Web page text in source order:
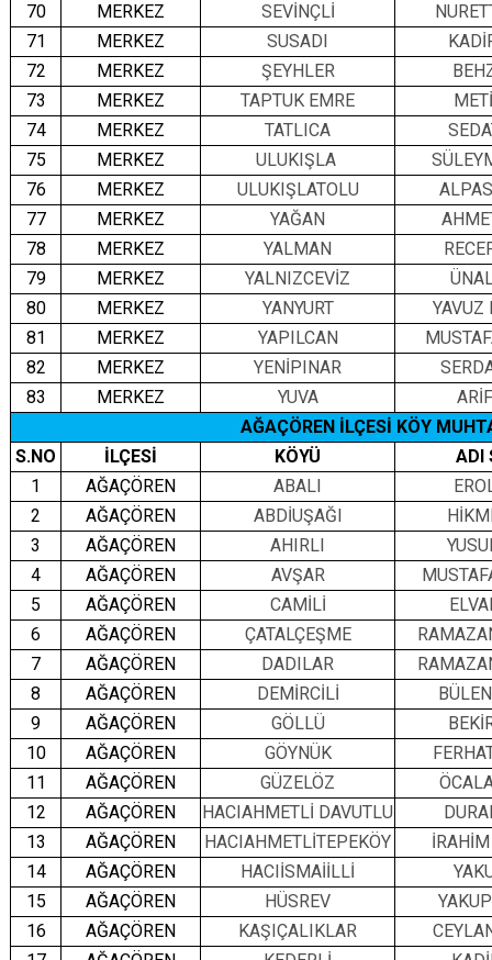
70
MERKEZ SEVİNÇLİ
71
MERKEZ SUSADI
72
MERKEZ ŞEYHLER
73
MERKEZ TAPTUK EMRE
74
MERKEZ TATLICA
75
MERKEZ ULUKIŞLA
76
MERKEZ ULUKIŞLATOLU
77
MERKEZ YAĞAN
78
MERKEZ YALMAN
79
MERKEZ YALNIZCEVİZ
80
MERKEZ YANYURT
YAVUZ
81
MERKEZ YAPILCAN
82
MERKEZ YENİPINAR
83
MERKEZ YUVA
AĞAÇÖREN İLÇESİ KÖY
S.NO
İLÇESİ KÖYÜ
ADI
1
AĞAÇÖREN ABALI
2
AĞAÇÖREN ABDİUŞAĞI
3
AĞAÇÖREN AHIRLI
4
AĞAÇÖREN AVŞAR
5
AĞAÇÖREN CAMİLİ
6
AĞAÇÖREN ÇATALÇEŞME
7
AĞAÇÖREN DADILAR
8
AĞAÇÖREN DEMİRCİLİ
9
AĞAÇÖREN GÖLLÜ
10
AĞAÇÖREN GÖYNÜK
11
AĞAÇÖREN GÜZELÖZ
12
AĞAÇÖREN HACIAHMETLİ DAVUTLU
13
AĞAÇÖREN HACIAHMETLİTEPEKÖY
14
AĞAÇÖREN HACIİSMAİİLLİ
15
AĞAÇÖREN HÜSREV
16
AĞAÇÖREN KAŞIÇALIKLAR